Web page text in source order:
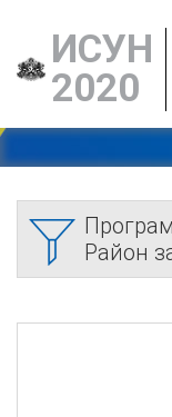
ИСУН
2020
Район